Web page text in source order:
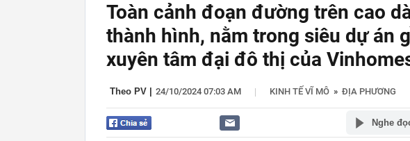
Toàn cảnh đoạn đường trên cao
thành hình, nằm trong siêu dự án
xuyên tâm đại đô thị của
Theo PV 24/10/2024 07:03 AM | KINH TẾ VĨ MÔ » ĐỊA PHƯƠNG
Nghe